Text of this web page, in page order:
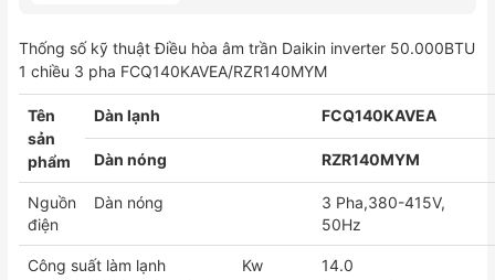
chiều
pha
FCQ140KAVEA/RZR140MYM
số
lượng
Thống số kỹ thuật Điều hòa âm trần Daikin inverter 50.000BTU
1 chiều 3 pha FCQ140KAVEA/RZR140MYM
Tên
sản
phẩm
Dàn lạnh FCQ140KAVEA
Dàn nóng RZR140MYM
Nguồn
điện
Dàn nóng
3 Pha,380-415V,
50Hz
Công suất làm lạnh
Kw
14.0